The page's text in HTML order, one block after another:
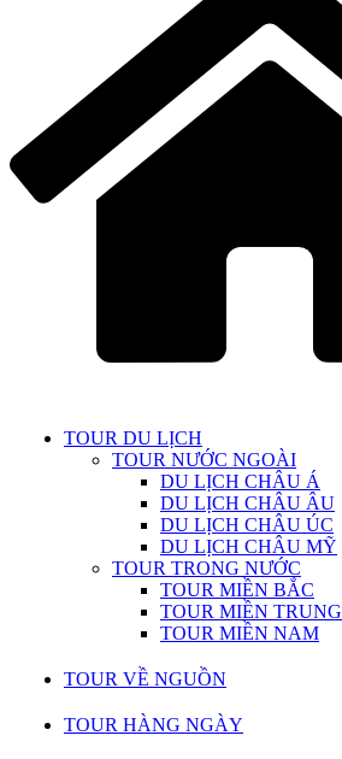
TOUR DU LỊCH
TOUR NƯỚC NGOÀI
DU LỊCH CHÂU Á
DU LỊCH CHÂU ÂU
DU LỊCH CHÂU ÚC
DU LỊCH CHÂU MỸ
TOUR TRONG NƯỚC
TOUR MIỀN BẮC
TOUR MIỀN TRUNG
TOUR MIỀN NAM
TOUR VỀ NGUỒN
TOUR HÀNG NGÀY